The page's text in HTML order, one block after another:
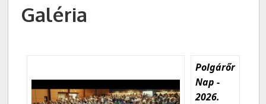
Galéria
Polgárőr
Nap -
2026.